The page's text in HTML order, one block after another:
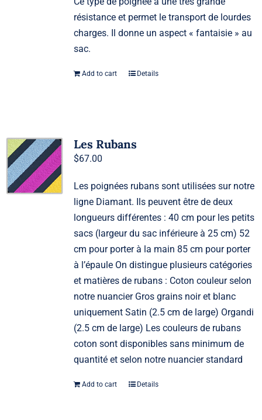
résistance et permet le transport de lourdes
charges. Il donne un aspect « fantaisie » au
sac.
Add to cart Details
Les Rubans
$67.00
Les poignées rubans sont utilisées sur notre
ligne Diamant. Ils peuvent être de deux
longueurs différentes : 40 cm pour les petits
sacs (largeur du sac inférieure à 25 cm) 52
cm pour porter à la main 85 cm pour porter
à l’épaule On distingue plusieurs catégories
et matières de rubans : Coton couleur selon
notre nuancier Gros grains noir et blanc
uniquement Satin (2.5 cm de large) Organdi
(2.5 cm de large) Les couleurs de rubans
coton sont disponibles sans minimum de
quantité et selon notre nuancier standard
Add to cart Details